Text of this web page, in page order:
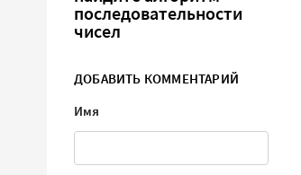
последовательности
чисел
ДОБАВИТЬ КОММЕНТАРИЙ
Имя